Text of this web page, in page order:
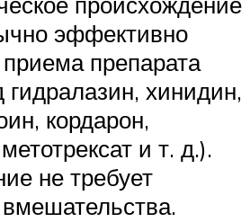
эффективно
препарата
гидралазин, хинидин,
кордарон,
и т. д.).
не требует